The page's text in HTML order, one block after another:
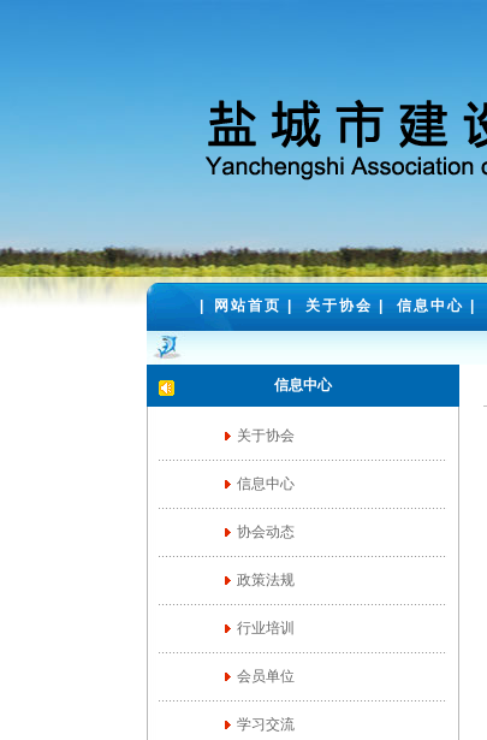
网站首页 关于协会 信息中心
信息中心
关于协会
信息中心
协会动态
政策法规
行业培训
会员单位
学习交流